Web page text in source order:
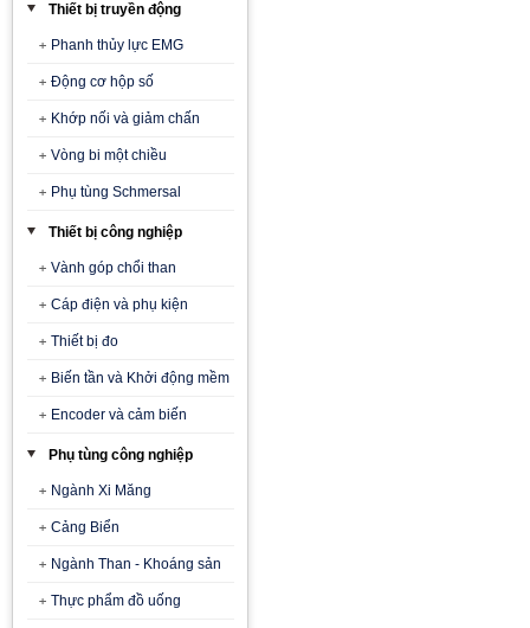
Thiết bị truyền động
Phanh thủy lực EMG
Động cơ hộp số
Khớp nối và giảm chấn
Vòng bi một chiều
Phụ tùng Schmersal
Thiết bị công nghiệp
Vành góp chổi than
Cáp điện và phụ kiện
Thiết bị đo
Biến tần và Khởi động mềm
Encoder và cảm biến
Phụ tùng công nghiệp
Ngành Xi Măng
Cảng Biển
Ngành Than - Khoáng sản
Thực phẩm đồ uống